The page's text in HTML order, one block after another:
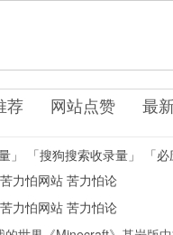
荐 网站点赞 最
」 「搜狗搜索收录量」
「
苦力怕网站 苦力怕论
苦力怕网站 苦力怕论